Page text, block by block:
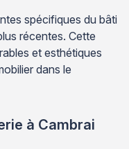
spécifiques du bâti
récentes. Cette
et esthétiques
dans le
à Cambrai